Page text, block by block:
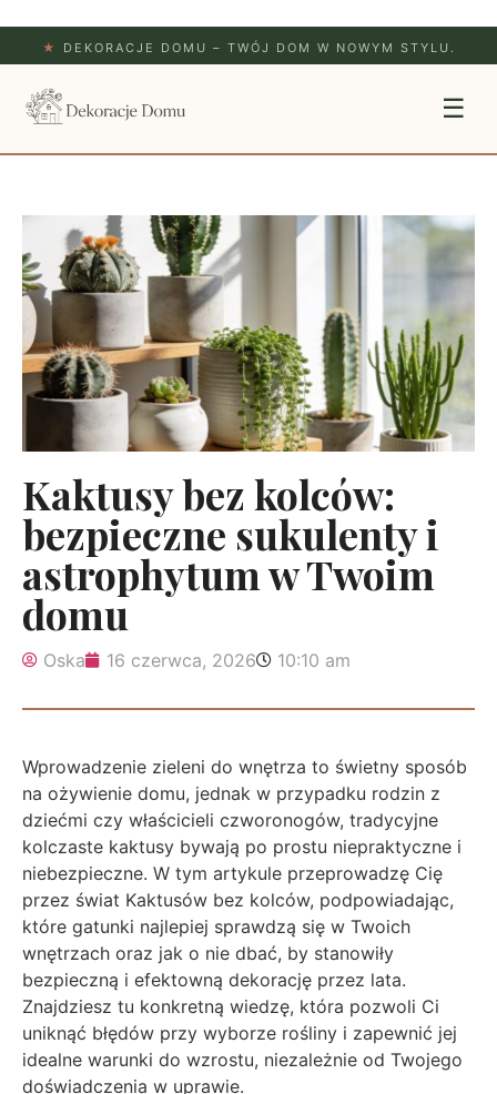
★ DEKORACJE DOMU – TWÓJ DOM W NOWYM STYLU.
☰
Kaktusy bez kolców:
bezpieczne sukulenty i
astrophytum w Twoim
domu
Oska 16 czerwca, 2026 10:10 am
Wprowadzenie zieleni do wnętrza to świetny sposób
na ożywienie domu, jednak w przypadku rodzin z
dziećmi czy właścicieli czworonogów, tradycyjne
kolczaste kaktusy bywają po prostu niepraktyczne i
niebezpieczne. W tym artykule przeprowadzę Cię
przez świat Kaktusów bez kolców, podpowiadając,
które gatunki najlepiej sprawdzą się w Twoich
wnętrzach oraz jak o nie dbać, by stanowiły
bezpieczną i efektowną dekorację przez lata.
Znajdziesz tu konkretną wiedzę, która pozwoli Ci
uniknąć błędów przy wyborze rośliny i zapewnić jej
idealne warunki do wzrostu, niezależnie od Twojego
doświadczenia w uprawie.